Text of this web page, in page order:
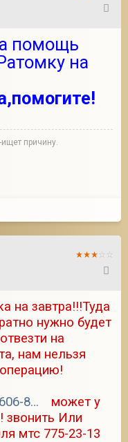
помощь
на
причину.
на завтра!!!Туда
нужно будет
на
нам нельзя
http://egida.by/forum/115-14606-8#676785
может у
звонить Или
мтс 775-23-13